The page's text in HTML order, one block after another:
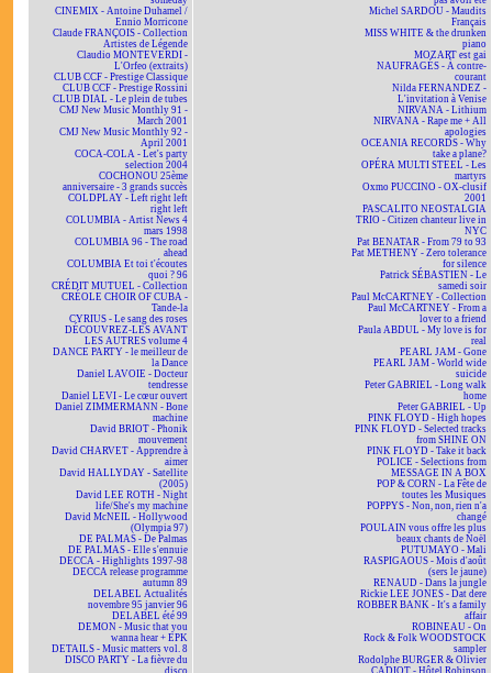
CINEMIX - Antoine Duhamel /
Ennio Morricone
Claude FRANÇOIS - Collection
Artistes de Légende
Claudio MONTEVERDI -
L'Orfeo (extraits)
CLUB CCF - Prestige Classique
CLUB CCF - Prestige Rossini
CLUB DIAL - Le plein de tubes
CMJ New Music Monthly 91 -
March 2001
CMJ New Music Monthly 92 -
April 2001
COCA-COLA - Let's party
selection 2004
COCHONOU 25ème
anniversaire - 3 grands succès
COLDPLAY - Left right left
right left
COLUMBIA - Artist News 4
mars 1998
COLUMBIA 96 - The road
ahead
COLUMBIA Et toi t'écoutes
quoi ? 96
CRÉDIT MUTUEL - Collection
CRÉOLE CHOIR OF CUBA -
Tande-la
CYRIUS - Le sang des roses
DÉCOUVREZ-LES AVANT
LES AUTRES volume 4
DANCE PARTY - le meilleur de
la Dance
Daniel LAVOIE - Docteur
tendresse
Daniel LEVI - Le cœur ouvert
Daniel ZIMMERMANN - Bone
machine
David BRIOT - Phonik
mouvement
David CHARVET - Apprendre à
aimer
David HALLYDAY - Satellite
(2005)
David LEE ROTH - Night
life/She's my machine
David McNEIL - Hollywood
(Olympia 97)
DE PALMAS - De Palmas
DE PALMAS - Elle s'ennuie
DECCA - Highlights 1997-98
DECCA release programme
autumn 89
DELABEL Actualités
novembre 95 janvier 96
DELABEL été 99
DEMON - Music that you
wanna hear + EPK
DETAILS - Music matters vol. 8
DISCO PARTY - La fièvre du
disco
Michel SARDOU - Maudits
Français
MISS WHITE & the drunken
piano
MOZART est gai
NAUFRAGÉS - À contre-
courant
Nilda FERNANDEZ -
L'invitation à Venise
NIRVANA - Lithium
NIRVANA - Rape me + All
apologies
OCEANIA RECORDS - Why
take a plane?
OPÉRA MULTI STEEL - Les
martyrs
Oxmo PUCCINO - OX-clusif
2001
PASCALITO NEOSTALGIA
TRIO - Citizen chanteur live in
NYC
Pat BENATAR - From 79 to 93
Pat METHENY - Zero tolerance
for silence
Patrick SÉBASTIEN - Le
samedi soir
Paul McCARTNEY - Collection
Paul McCARTNEY - From a
lover to a friend
Paula ABDUL - My love is for
real
PEARL JAM - Gone
PEARL JAM - World wide
suicide
Peter GABRIEL - Long walk
home
Peter GABRIEL - Up
PINK FLOYD - High hopes
PINK FLOYD - Selected tracks
from SHINE ON
PINK FLOYD - Take it back
POLICE - Selections from
MESSAGE IN A BOX
POP & CORN - La Fête de
toutes les Musiques
POPPYS - Non, non, rien n'a
changé
POULAIN vous offre les plus
beaux chants de Noël
PUTUMAYO - Mali
RASPIGAOUS - Mois d'août
(sers le jaune)
RENAUD - Dans la jungle
Rickie LEE JONES - Dat dere
ROBBER BANK - It's a family
affair
ROBINEAU - On
Rock & Folk WOODSTOCK
sampler
Rodolphe BURGER & Olivier
CADIOT - Hôtel Robinson